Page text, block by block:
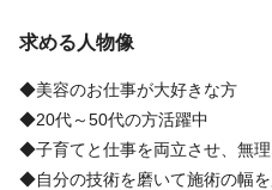
時給1,330円〜1,500円
勤務時間相談可能。
・スタイリスト：時給1,330円〜
関東を中心に100店舗以上を展開
月給24万9,000円
基本給＋「歩合」
・スタイリスト給与：
完全週休3日制 24.9万〜 ＋
求める人物像
◆美容のお仕事が大好きな方
◆20代～50代の方活躍中
◆子育てと仕事を両立させ、無
◆自分の技術を磨いて施術の幅